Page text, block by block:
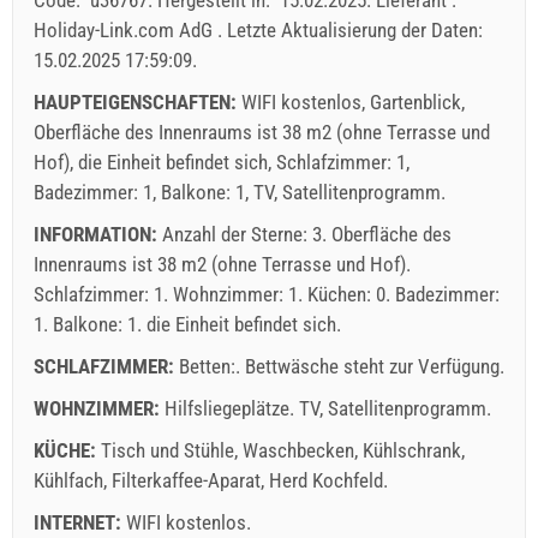
von Personen
Angebote:
Obligatorisch:Anmeldung der Gäste (01.07. - 31.08): 10
EUR (once - per_person), Anmeldung der Gäste (01.01 -
30.06. / 01.09. - 31.12.): 5 EUR (once - per_person)
Lieferbedingungen des Lieferanten
Buchen Sie und warten auf Bestätigung
Holiday-Link.com AdG . Letzte Aktualisierung der Daten:
15.02.2025 17:59:09.
HAUPTEIGENSCHAFTEN: WIFI kostenlos, Gartenblick,
Oberfläche des Innenraums ist 38 m2 (ohne Terrasse und
Hof), die Einheit befindet sich, Schlafzimmer: 1,
Badezimmer: 1, Balkone: 1, TV, Satellitenprogramm.
INFORMATION: Anzahl der Sterne: 3. Oberfläche des
Innenraums ist 38 m2 (ohne Terrasse und Hof).
Schlafzimmer: 1. Wohnzimmer: 1. Küchen: 0. Badezimmer:
1. Balkone: 1. die Einheit befindet sich.
SCHLAFZIMMER: Betten:. Bettwäsche steht zur Verfügung.
WOHNZIMMER: Hilfsliegeplätze. TV, Satellitenprogramm.
KÜCHE: Tisch und Stühle, Waschbecken, Kühlschrank,
Kühlfach, Filterkaffee-Aparat, Herd Kochfeld.
INTERNET: WIFI kostenlos.